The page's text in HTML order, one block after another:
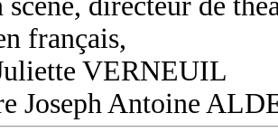
français,
VERNEUIL
Joseph Antoine